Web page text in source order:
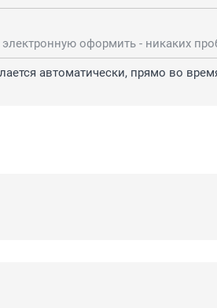
оформить - никаких
автоматически, прямо во